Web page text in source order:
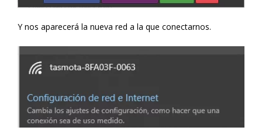
Y nos aparecerá la nueva red a la que conectarnos.